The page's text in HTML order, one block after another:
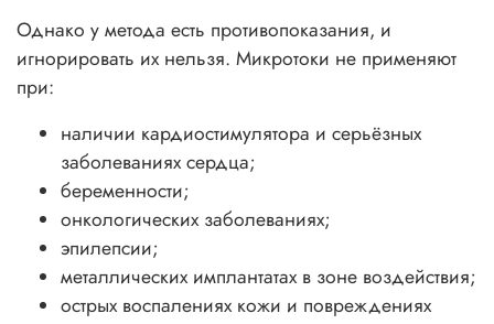
Однако у метода есть противопоказания, и
игнорировать их нельзя. Микротоки не применяют
при:
наличии кардиостимулятора и серьёзных
заболеваниях сердца;
беременности;
онкологических заболеваниях;
эпилепсии;
металлических имплантатах в зоне воздействия;
острых воспалениях кожи и повреждениях